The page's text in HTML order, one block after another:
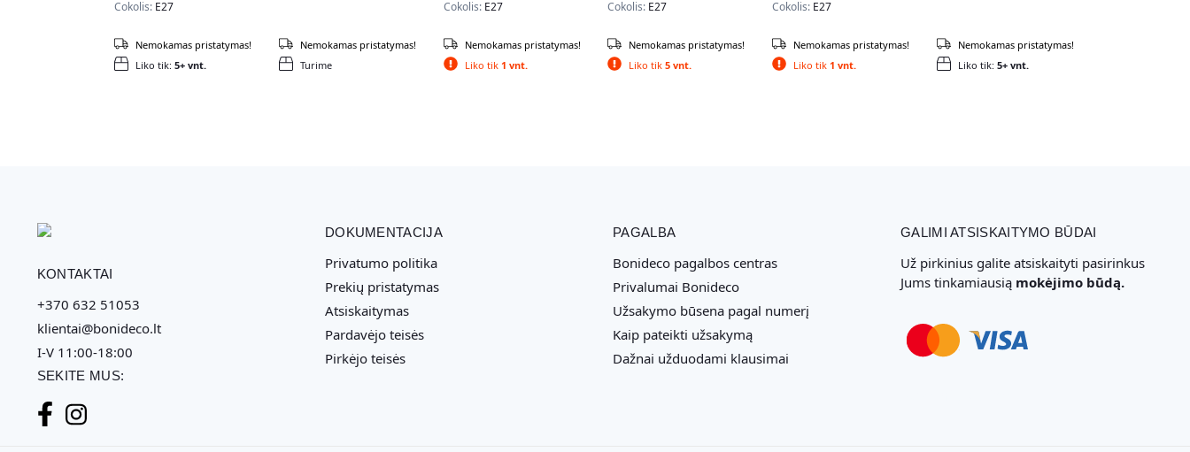
Cokolis: E27
Liko tik: 5+ vnt.
Nemokamas pristatymas!
Turime
Nemokamas pristatymas!
Cokolis: E27
Liko tik 1 vnt.
Nemokamas pristatymas!
Cokolis: E27
Liko tik5 vnt.
Nemokamas pristatymas!
Cokolis: E27
Liko tik1 vnt.
Nemokamas pristatymas!
Liko tik: 5+ vnt.
Nemokamas pristatymas!
KONTAKTAI
+370 632 51053
klientai@bonideco.lt
I-V 11:00-18:00
SEKITE MUS:
DOKUMENTACIJA
Privatumo politika
Prekių pristatymas
Atsiskaitymas
Pardavėjo teisės
Pirkėjo teisės
PAGALBA
Bonideco pagalbos centras
Privalumai Bonideco
Užsakymo būsena pagal numerį
Kaip pateikti užsakymą
Dažnai užduodami klausimai
GALIMI ATSISKAITYMO BŪDAI
Už pirkinius galite atsiskaityti pasirinkus
Jums tinkamiausią mokėjimo būdą.